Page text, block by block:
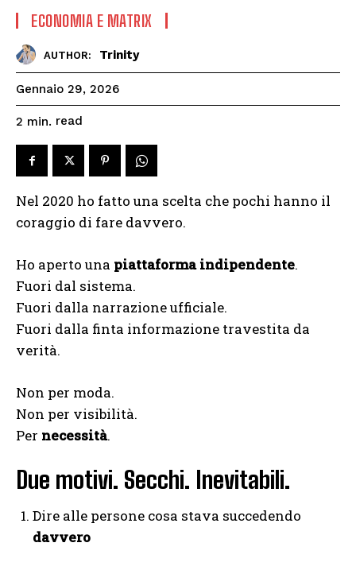
ECONOMIA E MATRIX
AUTHOR: Trinity
Gennaio 29, 2026
2 min. read
Nel 2020 ho fatto una scelta che pochi hanno il
coraggio di fare davvero.
Ho aperto una piattaforma indipendente.
Fuori dal sistema.
Fuori dalla narrazione ufficiale.
Fuori dalla finta informazione travestita da
verità.
Non per moda.
Non per visibilità.
Per necessità.
Due motivi. Secchi. Inevitabili.
Dire alle persone cosa stava succedendo
davvero